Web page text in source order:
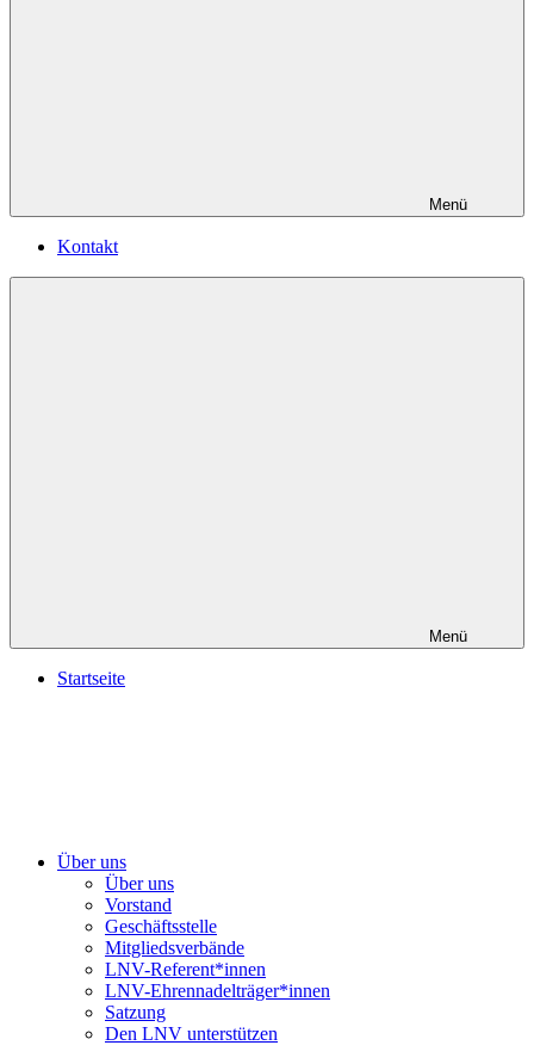
Menü
Kontakt
Menü
Startseite
Über uns
Über uns
Vorstand
Geschäftsstelle
Mitgliedsverbände
LNV-Referent*innen
LNV-Ehrennadelträger*innen
Satzung
Den LNV unterstützen